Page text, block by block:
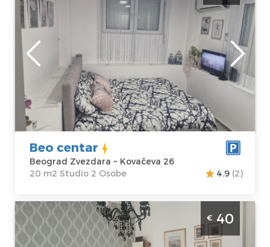
idealan je za boravak dve odrasle osobe.
Beograd
Lokacija:
Beograd
Zvezdara
Adresa:
Kovačeva 26
Cena
35 €
Gosti:
Kvadratura :20
m2
Struktura :
Studio
Beo centar
Beograd Zvezdara ~ Kovačeva 26
20 m2 Studio 2 Osobe
4.9 (2)
Studio Apartman Lacky Beograd Centar.
Smešten je na 5. spratu stambene zgrade
sa liftom, površine je 30m2 i može ugostiti
€ 40